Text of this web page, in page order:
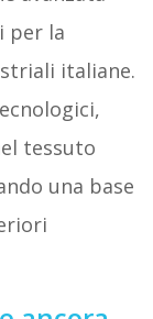
per la
italiane.
tessuto
una base